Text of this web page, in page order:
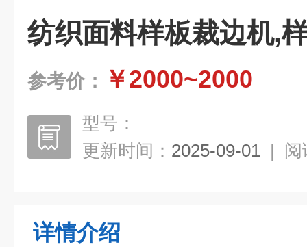
纺织面料样板裁边机,
参考价： ￥2000~2000
型号：
更新时间： 2025-09-01 | 阅
详情介绍